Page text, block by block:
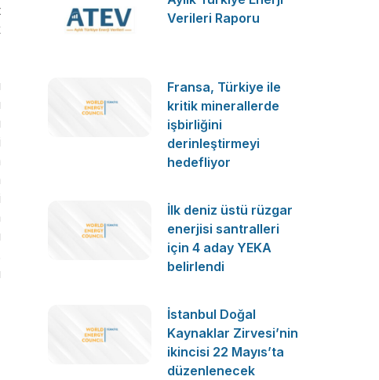
Verileri Raporu
Fransa, Türkiye ile
kritik minerallerde
işbirliğini
derinleştirmeyi
hedefliyor
İlk deniz üstü rüzgar
enerjisi santralleri
için 4 aday YEKA
belirlendi
İstanbul Doğal
Kaynaklar Zirvesi’nin
ikincisi 22 Mayıs’ta
düzenlenecek